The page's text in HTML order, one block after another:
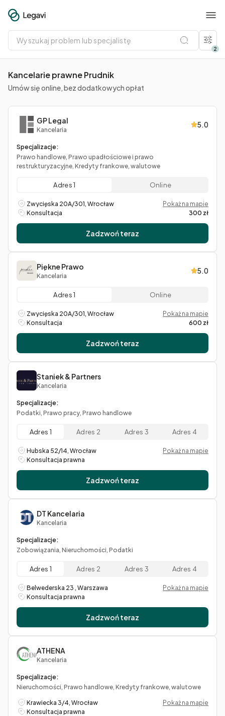
Wyszukaj
problem
lub
specjalistę
2
Kancelarie prawne Prudnik
Umów się online, bez dodatkowych opłat
GP Legal
Kancelaria
5.0
Specjalizacje:
Prawo handlowe, Prawo upadłościowe i prawo
restrukturyzacyjne, Kredyty frankowe, walutowe
Adres 1 Online
Zwycięska 20A/301, Wrocław
Pokaż na mapie
Konsultacja
300 zł
Zadzwoń teraz
Piękne Prawo
Kancelaria
5.0
Adres 1 Online
Zwycięska 20A/301, Wrocław
Pokaż na mapie
Konsultacja
600 zł
Zadzwoń teraz
Staniek & Partners
Kancelaria
Specjalizacje:
Podatki, Prawo pracy, Prawo handlowe
Adres 1 Adres 2 Adres 3 Adres 4
Hubska 52/14, Wrocław
Pokaż na mapie
Konsultacja prawna
Zadzwoń teraz
DT Kancelaria
Kancelaria
Specjalizacje:
Zobowiązania, Nieruchomości, Podatki
Adres 1 Adres 2 Adres 3 Adres 4
Belwederska 23 , Warszawa
Pokaż na mapie
Konsultacja prawna
Zadzwoń teraz
ATHENA
Kancelaria
Specjalizacje:
Nieruchomości, Prawo handlowe, Kredyty frankowe, walutowe
Krawiecka 3/4, Wrocław
Pokaż na mapie
Konsultacja prawna